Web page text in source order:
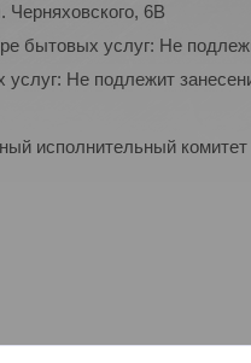
Черняховского, 6В
бытовых услуг: Не
Не подлежит
исполнительный комитет